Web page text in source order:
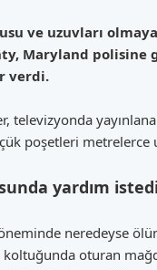
ve uzuvları
Maryland polisine
verdi.
televizyonda
poşetleri
yardım istedi
neredeyse
koltuğunda oturan